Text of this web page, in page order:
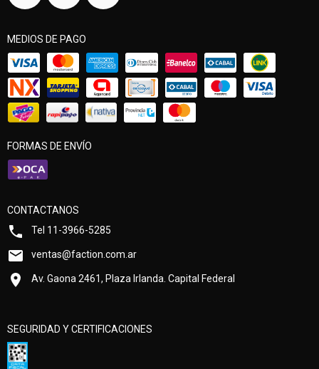
MEDIOS DE PAGO
FORMAS DE ENVÍO
CONTACTANOS
Tel 11-3966-5285
ventas@faction.com.ar
Av. Gaona 2461, Plaza Irlanda. Capital Federal
SEGURIDAD Y CERTIFICACIONES